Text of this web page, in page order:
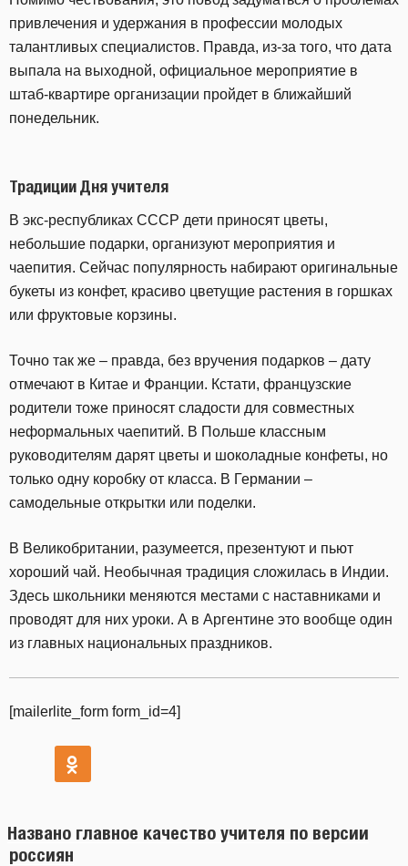
привлечения и удержания в профессии молодых
талантливых специалистов. Правда, из-за того, что дата
выпала на выходной, официальное мероприятие в
штаб-квартире организации пройдет в ближайший
понедельник.
Традиции Дня учителя
В экс-республиках СССР дети приносят цветы,
небольшие подарки, организуют мероприятия и
чаепития. Сейчас популярность набирают оригинальные
букеты из конфет, красиво цветущие растения в горшках
или фруктовые корзины.
Точно так же – правда, без вручения подарков – дату
отмечают в Китае и Франции. Кстати, французские
родители тоже приносят сладости для совместных
неформальных чаепитий. В Польше классным
руководителям дарят цветы и шоколадные конфеты, но
только одну коробку от класса. В Германии –
самодельные открытки или поделки.
В Великобритании, разумеется, презентуют и пьют
хороший чай. Необычная традиция сложилась в Индии.
Здесь школьники меняются местами с наставниками и
проводят для них уроки. А в Аргентине это вообще один
из главных национальных праздников.
[mailerlite_form form_id=4]
Названо главное качество учителя по версии
россиян